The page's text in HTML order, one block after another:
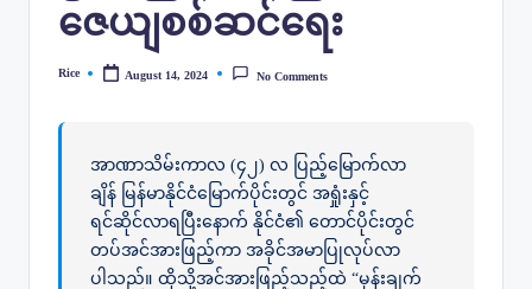
ဇေယျစစ်ဆင်ရေး
Posted
Rice August 14, 2024 No Comments
အာဏာသိမ်းကာလ (၄၂) လ ပြည့်မြောက်လာ
ချိန် မြန်မာနိုင်ငံမြောက်ပိုင်းတွင် အရှုံးနှင့်
ရင်ဆိုင်လာရပြီးနောက် နိုင်ငံ၏ တောင်ပိုင်းတွင်
တပ်အင်အားဖြည့်ကာ အခိုင်အမာပြုလုပ်လာ
ပါသည်။ ထိုသို့အင်အားဖြည့်သည့်ထဲ “မှန်းချက်